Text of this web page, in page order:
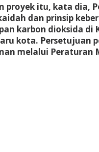
proyek itu, kata dia,
dan prinsip
karbon dioksida
kota.
melalui Peraturan